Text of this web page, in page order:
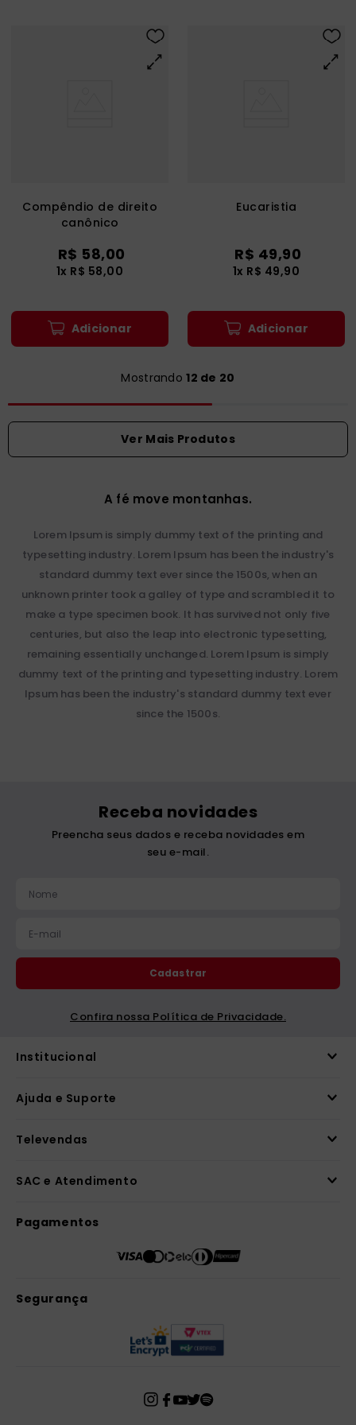
Compêndio de direito
canônico
R$ 58,00
1x R$ 58,00
Adicionar
Eucaristia
R$ 49,90
1x R$ 49,90
Adicionar
Mostrando12 de 20
A fé move montanhas.
Lorem Ipsum is simply dummy text of the printing and
typesetting industry. Lorem Ipsum has been the industry's
standard dummy text ever since the 1500s, when an
unknown printer took a galley of type and scrambled it to
make a type specimen book. It has survived not only five
centuries, but also the leap into electronic typesetting,
remaining essentially unchanged. Lorem Ipsum is simply
dummy text of the printing and typesetting industry. Lorem
Ipsum has been the industry's standard dummy text ever
since the 1500s.
Receba novidades
Preencha seus dados e receba novidades em
seu e-mail.
Confira nossa Política de Privacidade.
Cadastrar
Institucional
Ajuda e Suporte
Televendas
SAC e Atendimento
Pagamentos
Segurança